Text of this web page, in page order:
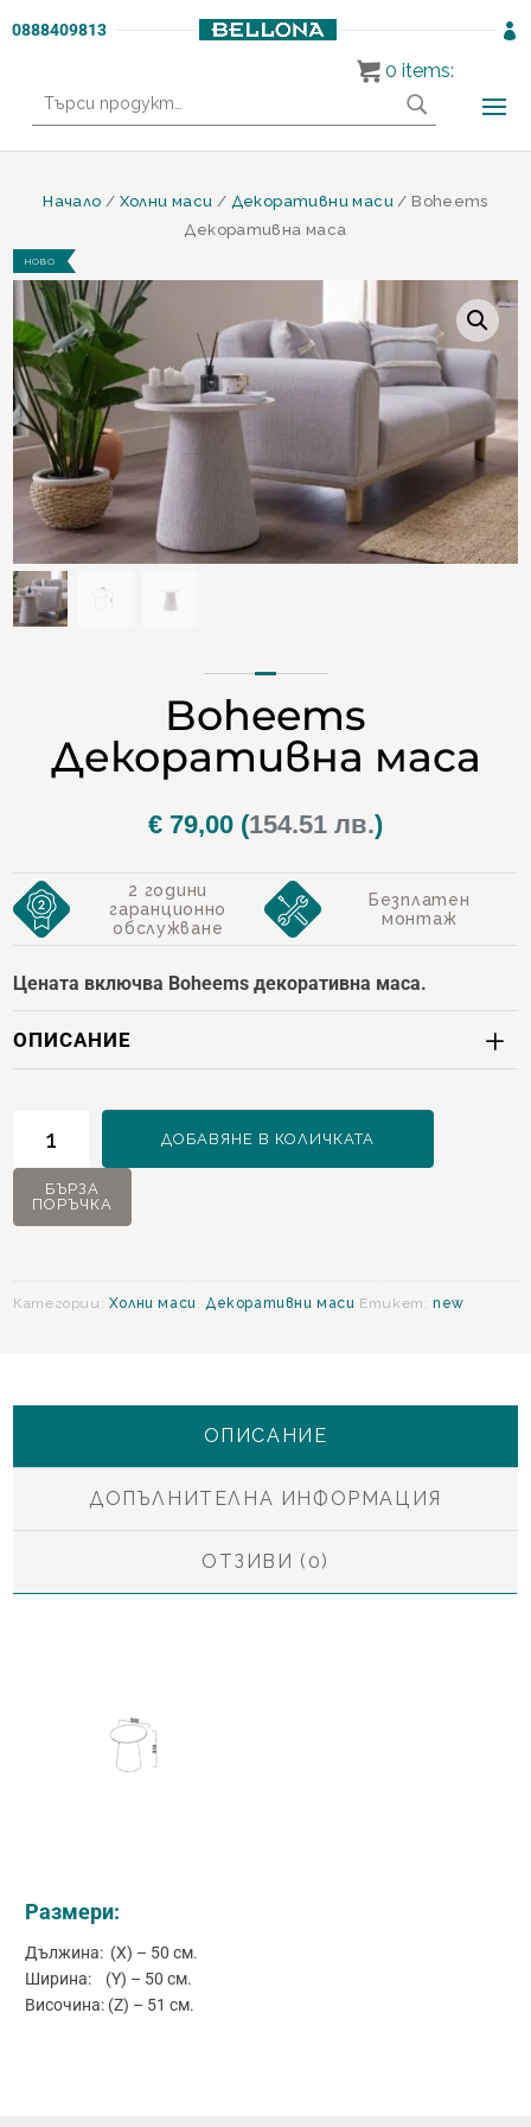
0888409813 
за:
Начало / Холни маси / Декоративни маси/ Boheems
Декоративна маса
НОВО
Boheems
Декоративна маса
€ 79,00 (154.51 лв.)
2 години
гаранционно
обслужване
Безплатен
монтаж
Цената включва Boheems декоративна маса.
ОПИСАНИЕ
Boheems
Декоративна
ДОБАВЯНЕ В КОЛИЧКАТА
БЪРЗА
ПОРЪЧКА
Категории: Холни маси,Декоративни маси Етикет:new
ОПИСАНИЕ
ДОПЪЛНИТЕЛНА ИНФОРМАЦИЯ
ОТЗИВИ (0)
Размери:
Дължина: (X) – 50 см.
Ширина: (Y) – 50 см.
Височина: (Z) – 51 см.
0 items: